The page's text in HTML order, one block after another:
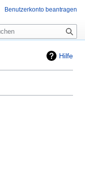
Hilfe
Benutzerkonto beantragen